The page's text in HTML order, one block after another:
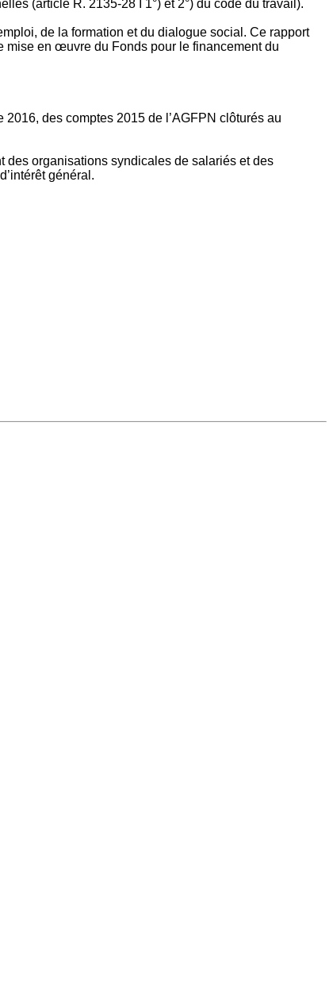
(article R. 2135‐28 I 1°) et 2°) du code du travail).
de la formation et du dialogue social. Ce rapport
mise en œuvre du Fonds pour le financement du
des comptes 2015 de l’AGFPN clôturés au
des organisations syndicales de salariés et des
général.